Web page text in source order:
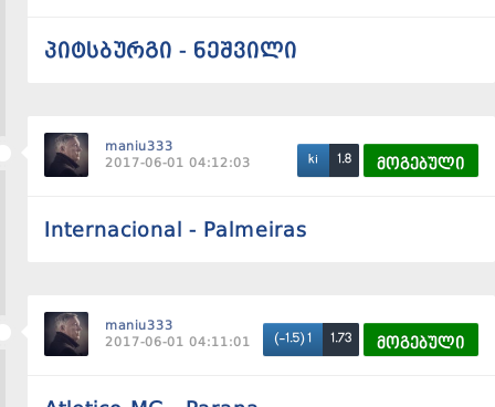
პიტსბურგი - ნეშვილი
maniu333
2017-06-01 04:12:03
ki 1.8 მოგებული
Internacional - Palmeiras
maniu333
2017-06-01 04:11:01
(-1.5) 1 1.73 მოგებული